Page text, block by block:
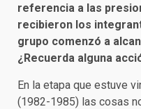
referencia a las
recibieron los
grupo comenzó a
¿Recuerda alguna
En la etapa que estuve
(1982-1985) las cosas